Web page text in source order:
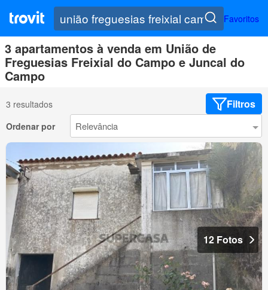
Favoritos
3 apartamentos à venda em União de
Freguesias Freixial do Campo e Juncal do
Campo
3 resultados Filtros
Ordenar por
12 Fotos